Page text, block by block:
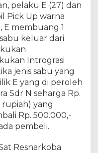
pelaku E (27) dan
Pick Up warna
E membuang 1
keluar dari
Intrograsi
jenis sabu yang
E yang di peroleh
Sdr N seharga Rp.
yang
Rp. 500.000,-
pembeli.
Resnarkoba